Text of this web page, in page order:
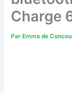
Charge
ParEmma de